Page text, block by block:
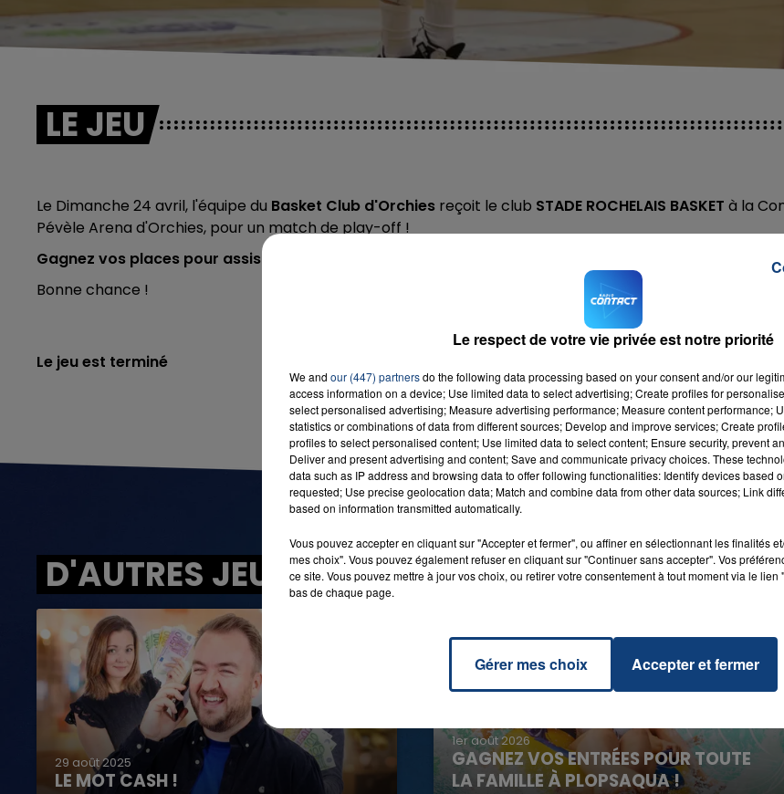
LE JEU
Le Dimanche 24 avril, l'équipe du Basket Club d'Orchies reçoit le club STADE ROCHELAIS BASKET à la
Pévèle Arena d'Orchies, pour un match de play-off !
Gagnez vos places pour assister au match
Bonne chance !
Le jeu est terminé
D'AUTRES JEUX
29 août 2025
LE MOT CASH !
1er août 2026
GAGNEZ VOS ENTRÉES POUR TOUTE
LA FAMILLE À PLOPSAQUA !
Le respect de votre vie privée est notre priorité
We and our (447) partnersdo the following data processing based on your consent and/or our
access information on a device; Use limited data to select advertising; Create profiles for
select personalised advertising; Measure advertising performance; Measure content performance;
statistics or combinations of data from different sources; Develop and improve services; Create
profiles to select personalised content; Use limited data to select content; Ensure security, prevent
Deliver and present advertising and content; Save and communicate privacy choices. These
data such as IP address and browsing data to offer following functionalities: Identify devices based
requested; Use precise geolocation data; Match and combine data from other data sources; Link
based on information transmitted automatically.
Vous pouvez accepter en cliquant sur "Accepter et fermer", ou affiner en sélectionnant les finalités
mes choix". Vous pouvez également refuser en cliquant sur "Continuer sans accepter". Vos
ce site. Vous pouvez mettre à jour vos choix, ou retirer votre consentement à tout moment via le lien
bas de chaque page.
Gérer mes choix Accepter et fermer